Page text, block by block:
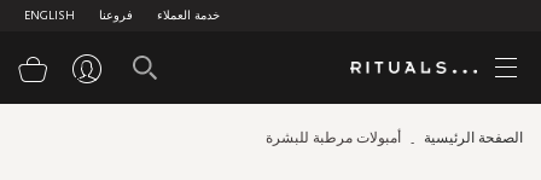
ENGLISH فروعنا خدمة العملاء
الصفحة الرئيسية أمبولات مرطبة للبشرة